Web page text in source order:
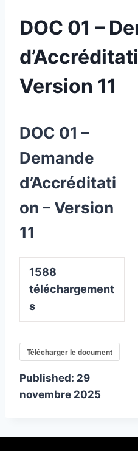
DOC 01 –
Version 11
DOC 01 –
Demande
d’Accréditati
on – Version
11
1588
téléchargement
s
Télécharger le document
Published: 29
novembre 2025